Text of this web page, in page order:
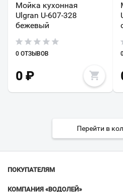
Мойка кухонная
Ulgran U-607-328
бежевый
0 ОТЗЫВОВ
0 ₽
Перейти в
ПОКУПАТЕЛЯМ
КОМПАНИЯ «ВОДОЛЕЙ»